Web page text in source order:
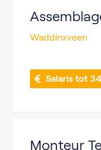
Waddinxveen
Salaris tot
Monteur